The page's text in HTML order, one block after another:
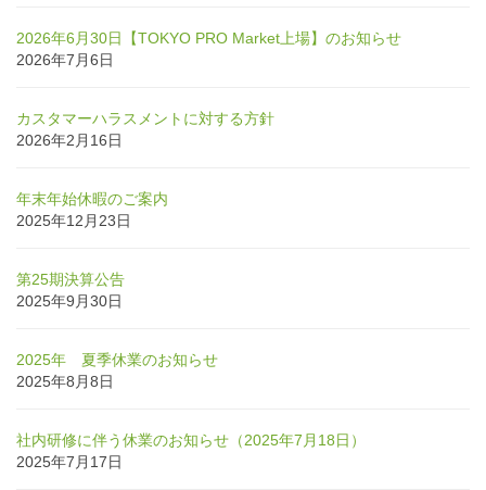
2026年6月30日【TOKYO PRO Market上場】のお知らせ
2026年7月6日
カスタマーハラスメントに対する方針
2026年2月16日
年末年始休暇のご案内
2025年12月23日
第25期決算公告
2025年9月30日
2025年 夏季休業のお知らせ
2025年8月8日
社内研修に伴う休業のお知らせ（2025年7月18日）
2025年7月17日